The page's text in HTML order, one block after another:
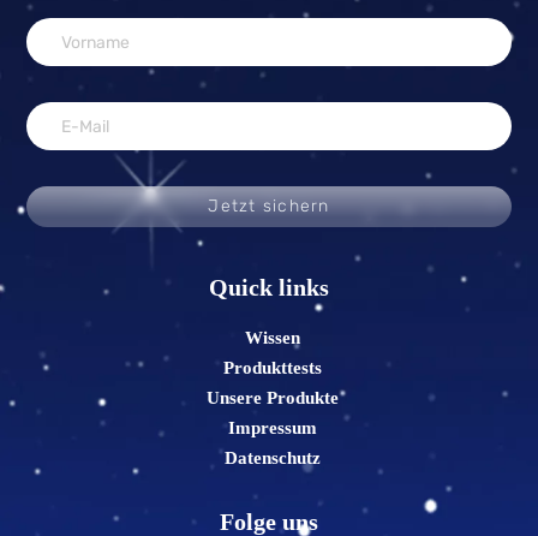
Jetzt sichern
Quick links
Wissen
Produkttests
Unsere Produkte
Impressum
Datenschutz
Folge uns